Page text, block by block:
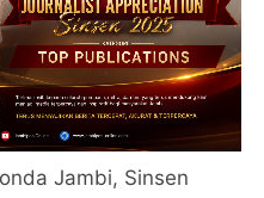
Jambi, Sinsen